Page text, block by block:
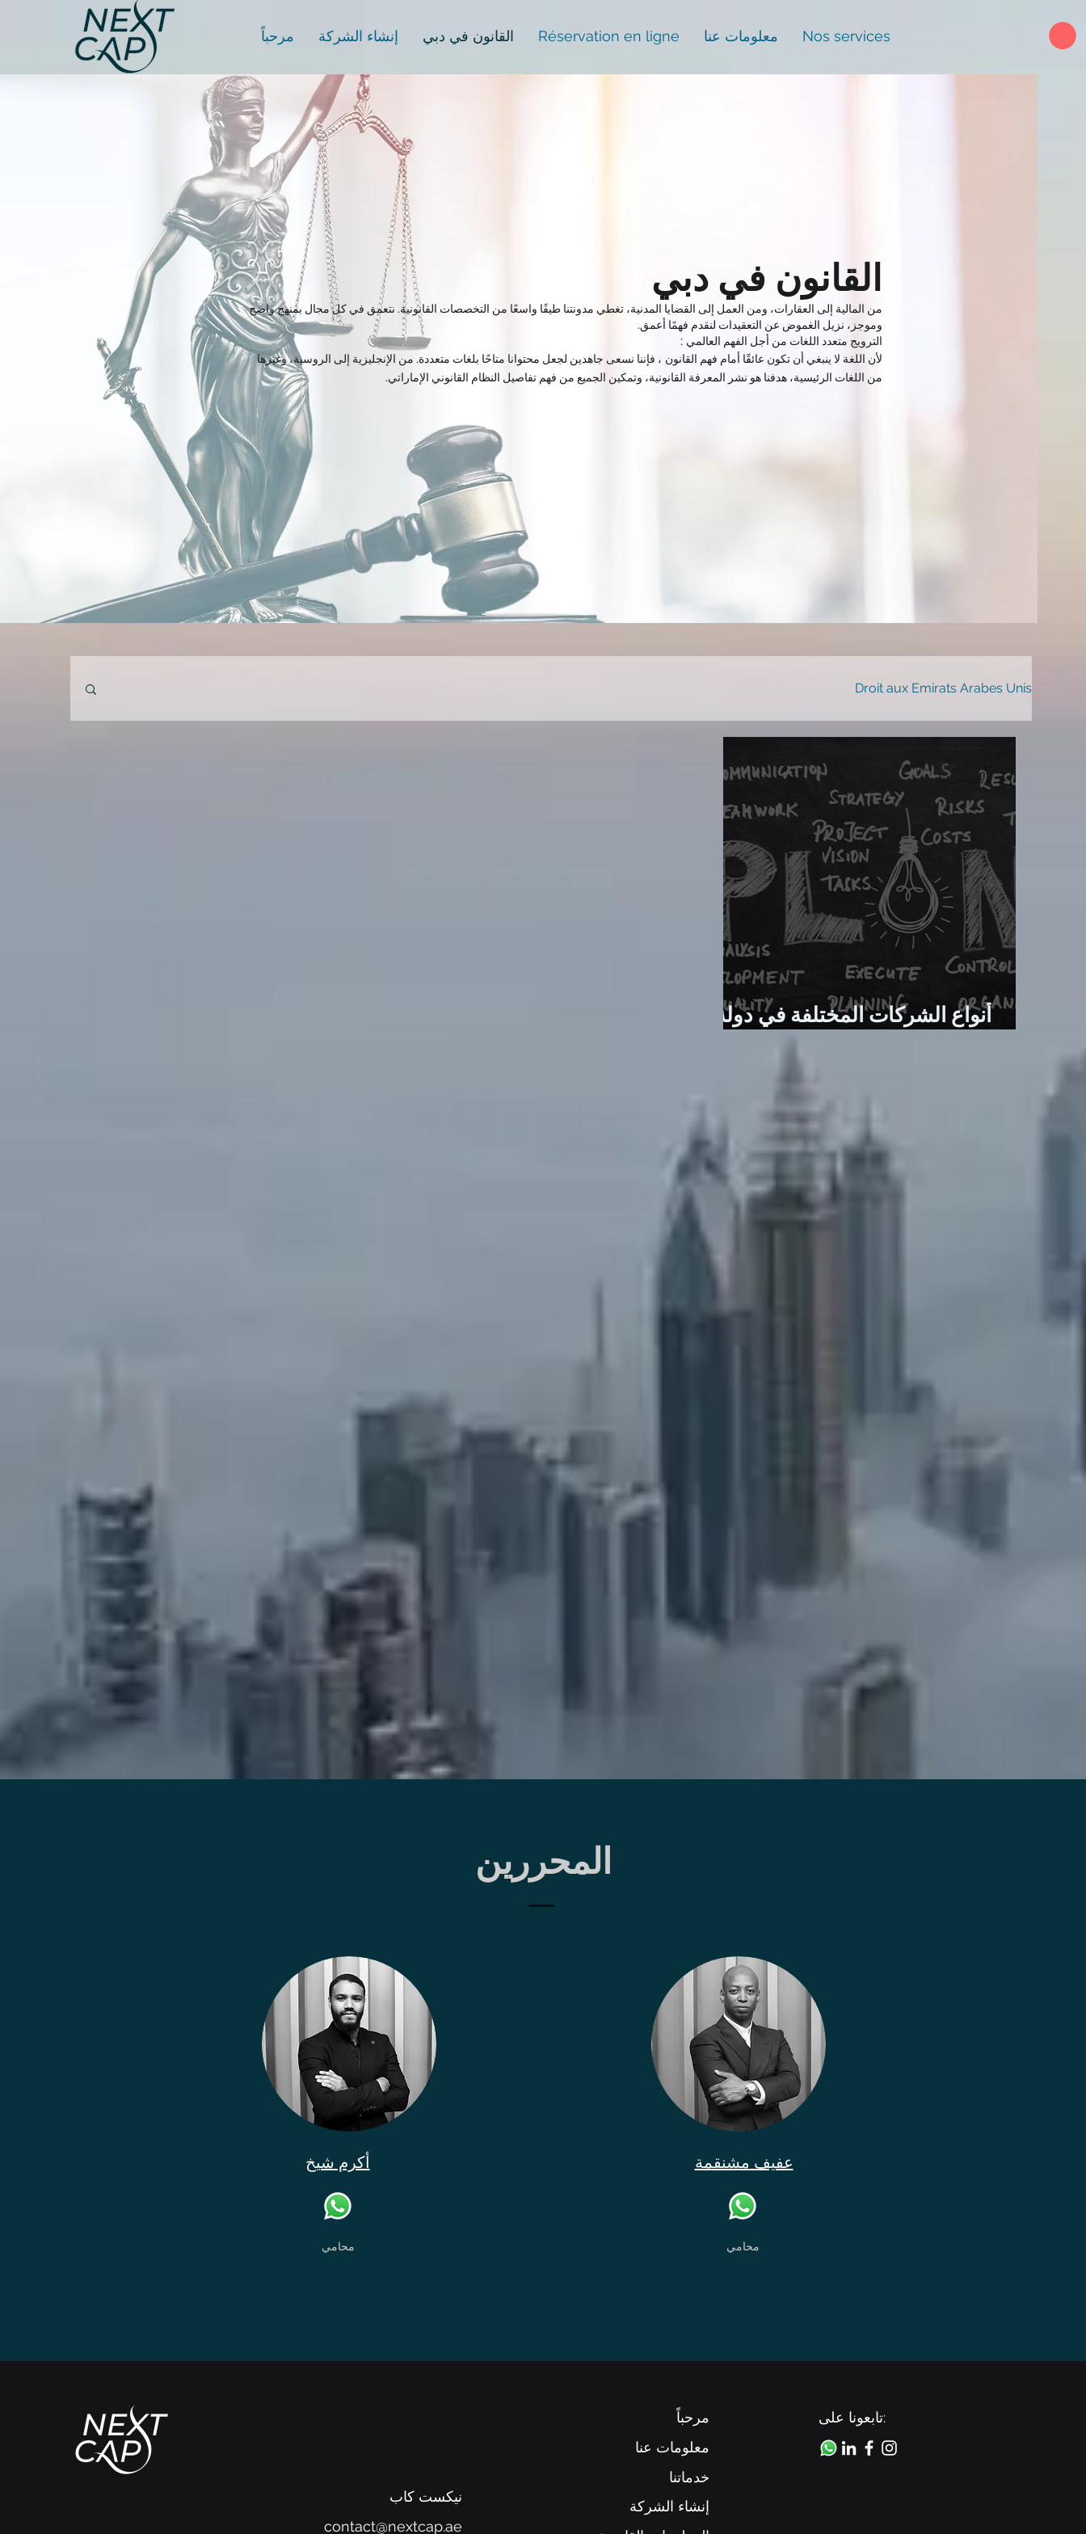
مرحباً إنشاء الشركة القانون في دبي Réservation en ligne معلومات عنا Nos services
القانون في دبي
من المالية إلى العقارات، ومن العمل إلى القضايا المدنية، تغطي مدونتنا طيفًا واسعًا من التخصصات القانونية. نتعمق في كل مجال بمنهج واضح
وموجز، نزيل الغموض عن التعقيدات لنقدم فهمًا أعمق.
الترويج متعدد اللغات من أجل الفهم العالمي :
لأن اللغة لا ينبغي أن تكون عائقًا أمام فهم القانون ، فإننا نسعى جاهدين لجعل محتوانا متاحًا بلغات متعددة. من الإنجليزية إلى الروسية، وغيرها
من اللغات الرئيسية، هدفنا هو نشر المعرفة القانونية، وتمكين الجميع من فهم تفاصيل النظام القانوني الإماراتي.
Droit aux Emirats Arabes Unis
أنواع الشركات المختلفة في دولة
الإمارات العربية المتحدة
Akram Cheik - Lawyer
8 دقيقة قراءة
المحررين
أكرم شيخ
محامي
عفيف مشنقمة
محامي
نيكست كاب
contact@nextcap.ae
مرحباً
معلومات عنا
خدماتنا
إنشاء الشركة
تابعونا على: